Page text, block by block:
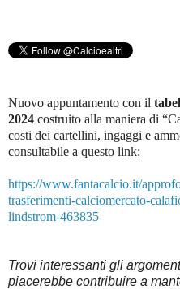
Nuovo appuntamento con il
2024 costruito alla maniera di
costi dei cartellini, ingaggi e
consultabile a questo link:
https://www.fantacalcio.it/
trasferimenti-calciomercato-
lindstrom-463835
Trovi interessanti gli
piacerebbe contribuire a